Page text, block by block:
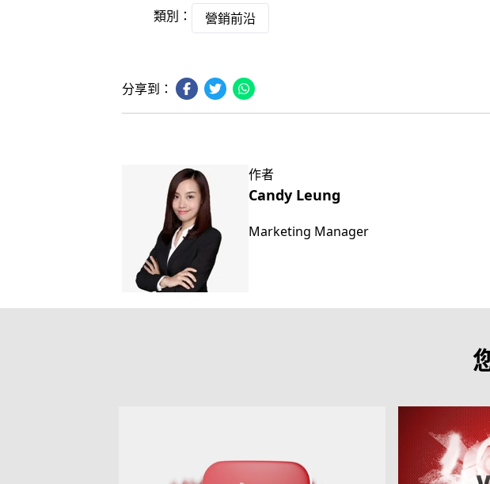
類別： 營銷前沿
分享到：
作者
Candy Leung
Marketing Manager